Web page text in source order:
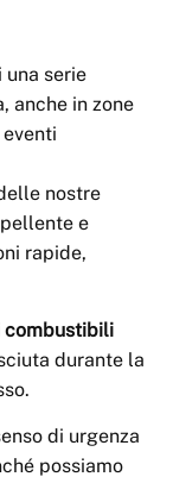
una serie
anche in zone
nostre
e
rapide,
combustibili
durante la
di urgenza
possiamo